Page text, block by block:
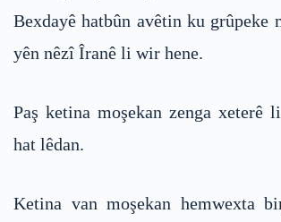
Bexdayê hatbûn avêtin ku grûpeke
yên nêzî Îranê li wir hene.
Paş ketina moşekan zenga xeterê
hat lêdan.
Ketina van moşekan hemwexta